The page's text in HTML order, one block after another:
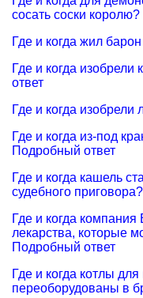
сосать соски
Где и когда жил
Где и когда
ответ
Где и когда
Где и когда из-под
Подробный ответ
Где и когда кашель
судебного
Где и когда
лекарства, которые
Подробный ответ
Где и когда котлы
переоборудованы в